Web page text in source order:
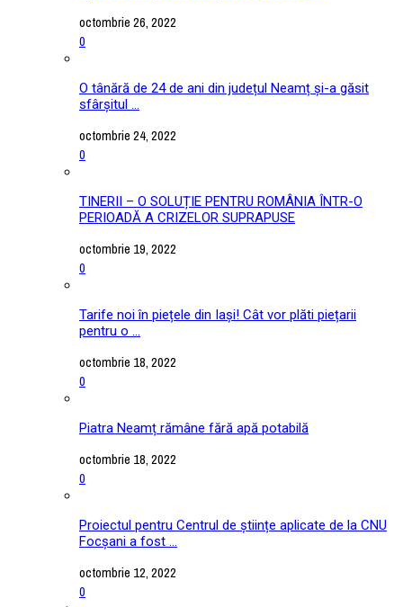
octombrie 26, 2022
0
O tânără de 24 de ani din județul Neamț și-a găsit
sfârșitul ...
octombrie 24, 2022
0
TINERII – O SOLUȚIE PENTRU ROMÂNIA ÎNTR-O
PERIOADĂ A CRIZELOR SUPRAPUSE
octombrie 19, 2022
0
Tarife noi în piețele din Iași! Cât vor plăti piețarii
pentru o ...
octombrie 18, 2022
0
Piatra Neamț rămâne fără apă potabilă
octombrie 18, 2022
0
Proiectul pentru Centrul de științe aplicate de la CNU
Focșani a fost ...
octombrie 12, 2022
0